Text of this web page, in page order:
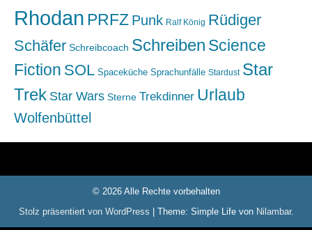
Rhodan PRFZ Punk Ralf König Rüdiger
Schäfer Schreibcoach Schreiben Science
Fiction SOL Spaceküche Sprachunfälle Stardust Star
Trek Star Wars Sterne Trekdinner Urlaub
Wolfenbüttel
© 2026 Alle Rechte vorbehalten
Stolz präsentiert von WordPress
Theme: Simple Life von Nilambar.